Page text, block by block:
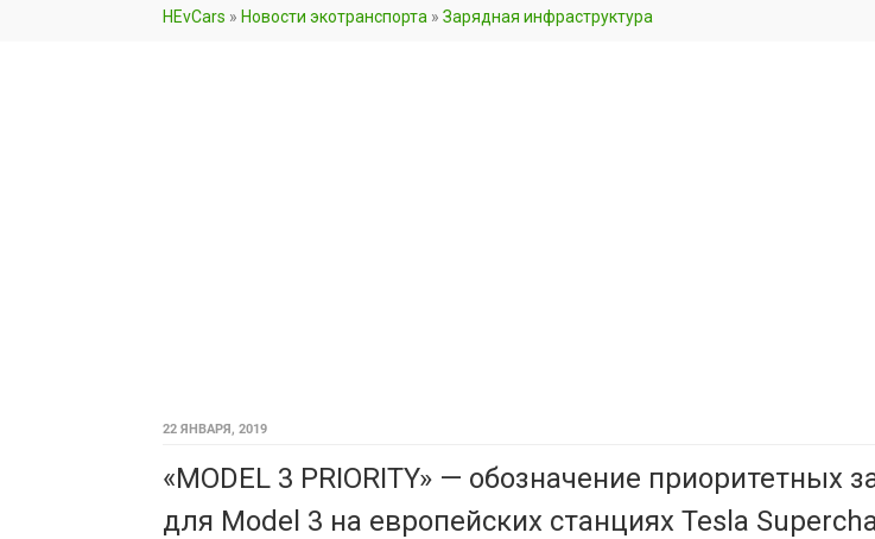
HEvCars » Новости экотранспорта » Зарядная инфраструктура
22 ЯНВАРЯ, 2019
«MODEL 3 PRIORITY» — обозначение приоритетных
для Model 3 на европейских станциях Tesla